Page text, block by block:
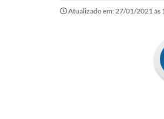
Atualizado em: 27/01/2021 às